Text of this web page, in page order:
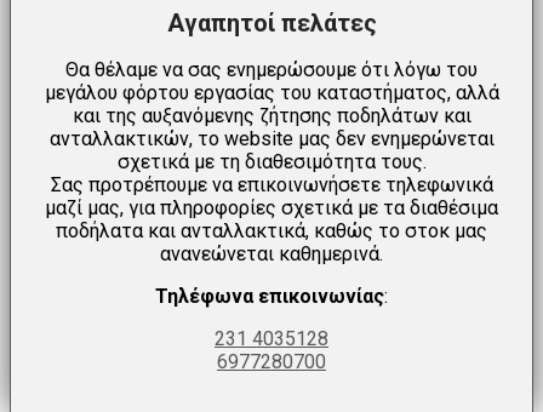
Αγαπητοί πελάτες
Θα θέλαμε να σας ενημερώσουμε ότι λόγω του
μεγάλου φόρτου εργασίας του καταστήματος, αλλά
και της αυξανόμενης ζήτησης ποδηλάτων και
ανταλλακτικών, το website μας δεν ενημερώνεται
σχετικά με τη διαθεσιμότητα τους.
Σας προτρέπουμε να επικοινωνήσετε τηλεφωνικά
μαζί μας, για πληροφορίες σχετικά με τα διαθέσιμα
ποδήλατα και ανταλλακτικά, καθώς το στοκ μας
ανανεώνεται καθημερινά.
Τηλέφωνα επικοινωνίας:
231 4035128
6977280700